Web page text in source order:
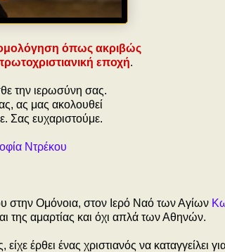
όπως ακριβώς
εποχή.
την ιερωσύνη σας.
ας μας ακολουθεί
Σας ευχαριστούμε.
Ντρέκου
στην Ομόνοια, στον Ιερό Ναό των Αγίων
της αμαρτίας και όχι απλά των Αθηνών.
είχε έρθει ένας χριστιανός να καταγγείλει